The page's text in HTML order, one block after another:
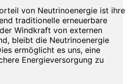
von Neutrinoenergie ist ihre
traditionelle erneuerbare
Windkraft von externen
bleibt die Neutrinoenergie
ermöglicht es uns, eine
Energieversorgung zu